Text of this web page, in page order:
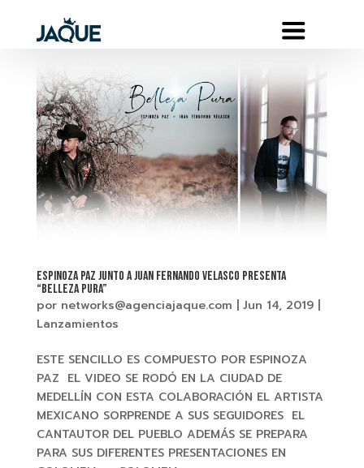
ESPINOZA PAZ JUNTO A JUAN FERNANDO VELASCO PRESENTA
“BELLEZA PURA”
por networks@agenciajaque.com | Jun 14, 2019|
Lanzamientos
ESTE SENCILLO ES COMPUESTO POR ESPINOZA
PAZ EL VIDEO SE RODÓ EN LA CIUDAD DE
MEDELLÍN CON ESTA COLABORACIÓN EL ARTISTA
MEXICANO SORPRENDE A SUS SEGUIDORES EL
CANTAUTOR DEL PUEBLO ADEMÁS SE PREPARA
PARA SUS DIFERENTES PRESENTACIONES EN